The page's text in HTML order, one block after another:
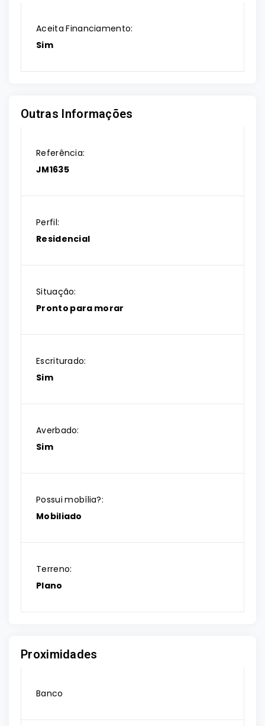
Aceita Financiamento:
Sim
Outras Informações
Referência:
JM1635
Perfil:
Residencial
Situação:
Pronto para morar
Escriturado:
Sim
Averbado:
Sim
Possui mobília?:
Mobiliado
Terreno:
Plano
Proximidades
Banco